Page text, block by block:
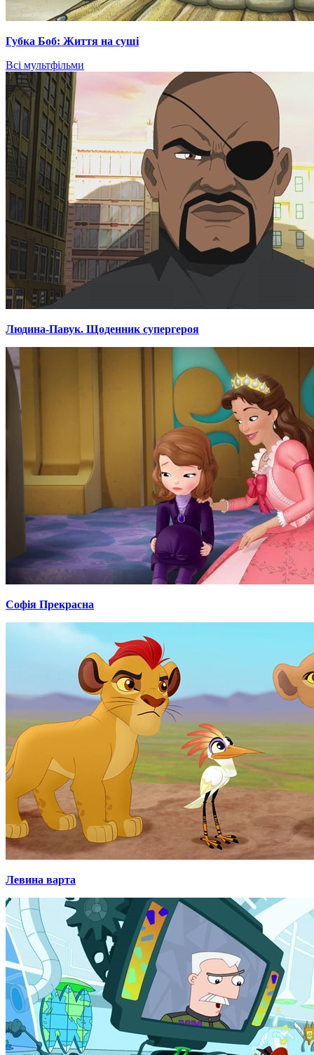
Губка Боб: Життя на суші
Всі мультфільми
Людина-Павук. Щоденник супергероя
Софія Прекрасна
Левина варта